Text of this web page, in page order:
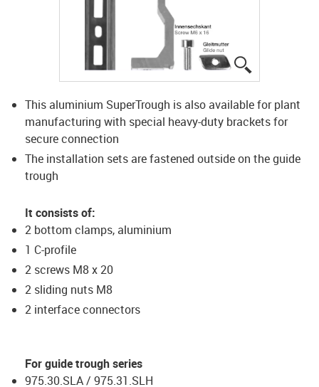
This aluminium SuperTrough is also available for plant
manufacturing with special heavy-duty brackets for
secure connection
The installation sets are fastened outside on the guide
trough
It consists of:
2 bottom clamps, aluminium
1 C-profile
2 screws M8 x 20
2 sliding nuts M8
2 interface connectors
For guide trough series
975.30.SLA / 975.31.SLH